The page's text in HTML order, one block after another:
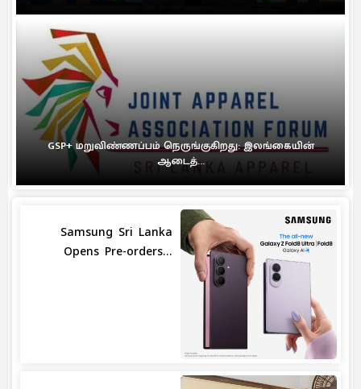
GSP+ மறுவிண்ணப்பம் நெருங்குகிறது: இலங்கையின்
ஆடைத்...
Samsung Sri Lanka
Opens Pre-orders...